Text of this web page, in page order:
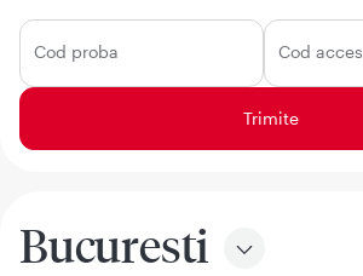
Cod proba Cod acces
Bucuresti